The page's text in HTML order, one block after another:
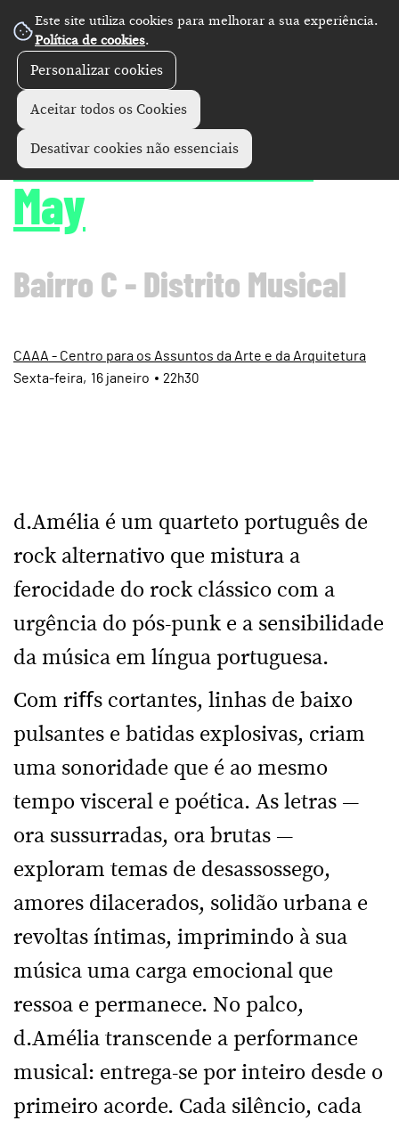
Este site utiliza cookies para melhorar a sua experiência.
Política de cookies.
Personalizar cookies
Aceitar todos os Cookies
Desativar cookies não essenciais
Concertos +
d'Amélia • Sense
May
Bairro C - Distrito Musical
CAAA - Centro para os Assuntos da Arte e da Arquitetura
16 janeiro
Sexta 22h30
d.Amélia é um quarteto português de
rock alternativo que mistura a
ferocidade do rock clássico com a
urgência do pós-punk e a sensibilidade
da música em língua portuguesa.
Com riﬀs cortantes, linhas de baixo
pulsantes e batidas explosivas, criam
uma sonoridade que é ao mesmo
tempo visceral e poética. As letras —
ora sussurradas, ora brutas —
exploram temas de desassossego,
amores dilacerados, solidão urbana e
revoltas íntimas, imprimindo à sua
música uma carga emocional que
ressoa e permanece. No palco,
d.Amélia transcende a performance
musical: entrega-se por inteiro desde o
primeiro acorde. Cada silêncio, cada